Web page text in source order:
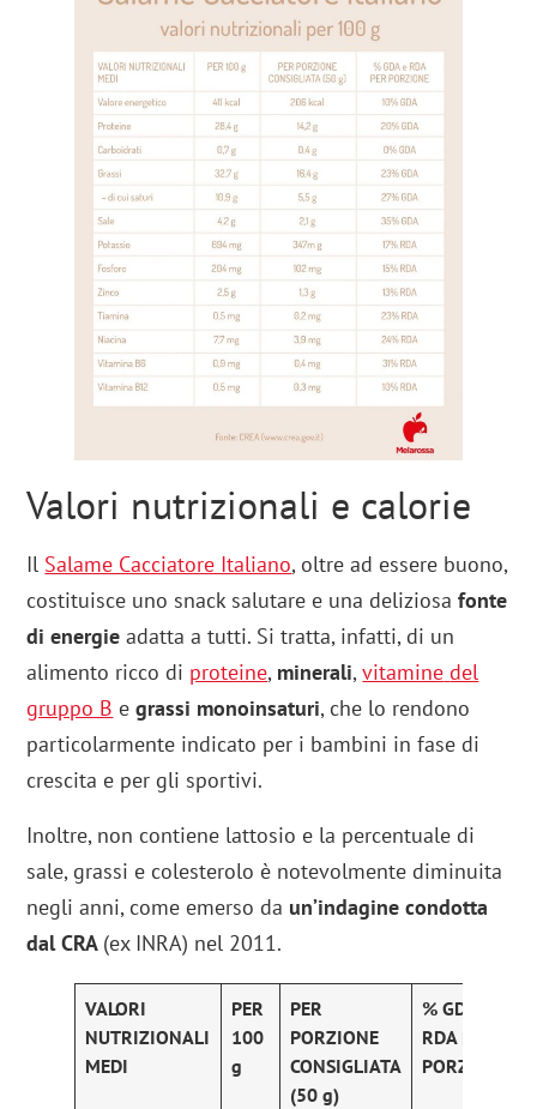
Valori nutrizionali e calorie
Il Salame Cacciatore Italiano, oltre ad essere buono,
costituisce uno snack salutare e una deliziosafonte
di energie adatta a tutti. Si tratta, infatti, di un
alimento ricco di proteine, minerali,vitamine del
gruppo B egrassi monoinsaturi, che lo rendono
particolarmente indicato per i bambini in fase di
crescita e per gli sportivi.
Inoltre, non contiene lattosio e la percentuale di
sale, grassi e colesterolo è notevolmente diminuita
negli anni, come emerso da un’indagine condotta
dal CRA (ex INRA) nel 2011.
VALORI
NUTRIZIONALI
MEDI
PER
100
g
PER
PORZIONE
CONSIGLIATA
(50 g)
% GDA e
RDA PER
PORZIONE